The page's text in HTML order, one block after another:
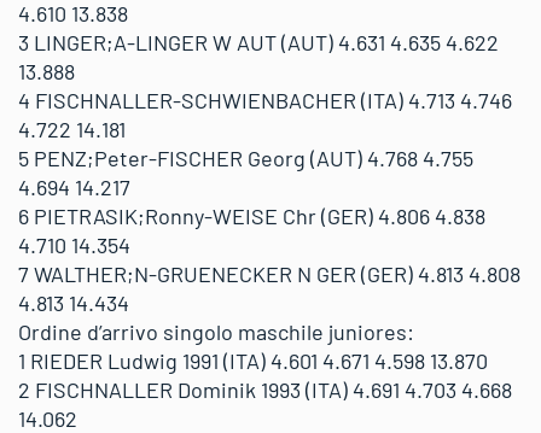
4.610 13.838
3 LINGER;A-LINGER W AUT (AUT) 4.631 4.635 4.622
13.888
4 FISCHNALLER-SCHWIENBACHER (ITA) 4.713 4.746
4.722 14.181
5 PENZ;Peter-FISCHER Georg (AUT) 4.768 4.755
4.694 14.217
6 PIETRASIK;Ronny-WEISE Chr (GER) 4.806 4.838
4.710 14.354
7 WALTHER;N-GRUENECKER N GER (GER) 4.813 4.808
4.813 14.434
Ordine d’arrivo singolo maschile juniores:
1 RIEDER Ludwig 1991 (ITA) 4.601 4.671 4.598 13.870
2 FISCHNALLER Dominik 1993 (ITA) 4.691 4.703 4.668
14.062